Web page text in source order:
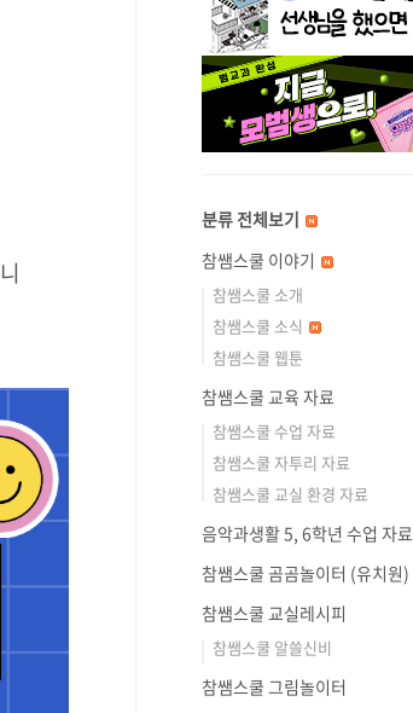
분류 전체보기
참쌤스쿨 이야기
참쌤스쿨 소개
참쌤스쿨 소식
참쌤스쿨 웹툰
참쌤스쿨 교육 자료
참쌤스쿨 수업 자료
참쌤스쿨 자투리 자료
참쌤스쿨 교실 환경 자료
음악과생활 5, 6학년 수업 자료
참쌤스쿨 곰곰놀이터 (유치원)
참쌤스쿨 교실레시피
참쌤스쿨 알쓸신비
참쌤스쿨 그림놀이터